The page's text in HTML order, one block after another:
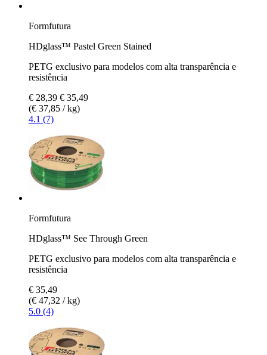
Formfutura
HDglass™ Pastel Green Stained
PETG exclusivo para modelos com alta transparência e
resistência
€ 28,39 € 35,49
(€ 37,85 / kg)
4.1 (7)
Formfutura
HDglass™ See Through Green
PETG exclusivo para modelos com alta transparência e
resistência
€ 35,49
(€ 47,32 / kg)
5.0 (4)